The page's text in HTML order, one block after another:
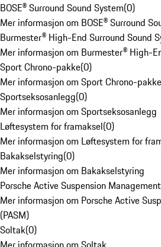
BOSE® Surround Sound System(0)
Mer informasjon om BOSE® Surround
Burmester® High-End Surround Sound
Mer informasjon om Burmester® High-
Sport Chrono-pakke(0)
Mer informasjon om Sport Chrono-pakke
Sportseksosanlegg(0)
Mer informasjon om Sportseksosanlegg
Løftesystem for framaksel(0)
Mer informasjon om Løftesystem for
Bakakselstyring(0)
Mer informasjon om Bakakselstyring
Porsche Active Suspension
Mer informasjon om Porsche Active
(PASM)
Soltak(0)